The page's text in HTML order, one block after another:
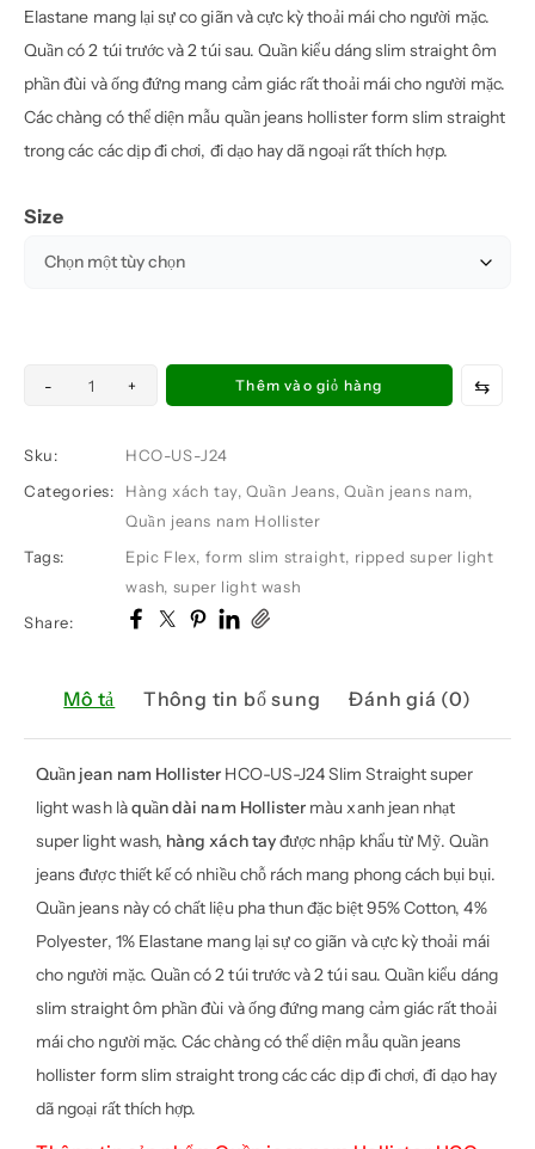
Elastane mang lại sự co giãn và cực kỳ thoải mái cho người mặc.
Quần có 2 túi trước và 2 túi sau. Quần kiểu dáng slim straight ôm
phần đùi và ống đứng mang cảm giác rất thoải mái cho người mặc.
Các chàng có thể diện mẫu quần jeans hollister form slim straight
trong các các dịp đi chơi, đi dạo hay dã ngoại rất thích hợp.
Size
-
Quần
HCO-
Straight
wash
số
lượng
+ Thêm vào giỏ hàng ⇆
Sku:
HCO-US-J24
Categories:
Hàng xách tay,Quần Jeans,Quần jeans nam,
Quần jeans nam Hollister
Tags:
Epic Flex, form slim straight, ripped super light
wash, super light wash
Share:
Mô tả Thông tin bổ sung Đánh giá (0)
Quần jean nam Hollister HCO-US-J24 Slim Straight super
light wash làquần dài nam Hollister màu xanh jean nhạt
super light wash, hàng xách tayđược nhập khẩu từ Mỹ. Quần
jeans được thiết kế có nhiều chỗ rách mang phong cách bụi bụi.
Quần jeans này có chất liệu pha thun đặc biệt 95% Cotton, 4%
Polyester, 1% Elastane mang lại sự co giãn và cực kỳ thoải mái
cho người mặc. Quần có 2 túi trước và 2 túi sau. Quần kiểu dáng
slim straight ôm phần đùi và ống đứng mang cảm giác rất thoải
mái cho người mặc. Các chàng có thể diện mẫu quần jeans
hollister form slim straight trong các các dịp đi chơi, đi dạo hay
dã ngoại rất thích hợp.